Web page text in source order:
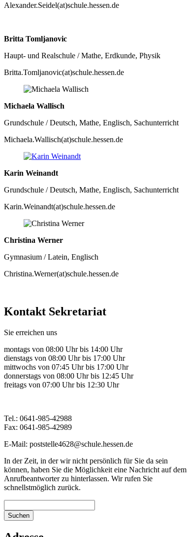
Alexander.Seidel(at)schule.hessen.de
Britta Tomljanovic
Haupt- und Realschule / Mathe, Erdkunde, Physik
Britta.Tomljanovic(at)schule.hessen.de
Michaela Wallisch
Grundschule / Deutsch, Mathe, Englisch, Sachunterricht
Michaela.Wallisch(at)schule.hessen.de
Karin Weinandt
Grundschule / Deutsch, Mathe, Englisch, Sachunterricht
Karin.Weinandt(at)schule.hessen.de
Christina Werner
Gymnasium / Latein, Englisch
Christina.Werner(at)schule.hessen.de
Kontakt Sekretariat
Sie erreichen uns
montags von 08:00 Uhr bis 14:00 Uhr
dienstags von 08:00 Uhr bis 17:00 Uhr
mittwochs von 07:45 Uhr bis 17:00 Uhr
donnerstags von 08:00 Uhr bis 12:45 Uhr
freitags von 07:00 Uhr bis 12:30 Uhr
Tel.: 0641-985-42988
Fax: 0641-985-42989
E-Mail: poststelle4628@schule.hessen.de
In der Zeit, in der wir nicht persönlich für Sie da sein
können, haben Sie die Möglichkeit eine Nachricht auf dem
Anrufbeantworter zu hinterlassen. Wir rufen Sie
schnellstmöglich zurück.
Suchen